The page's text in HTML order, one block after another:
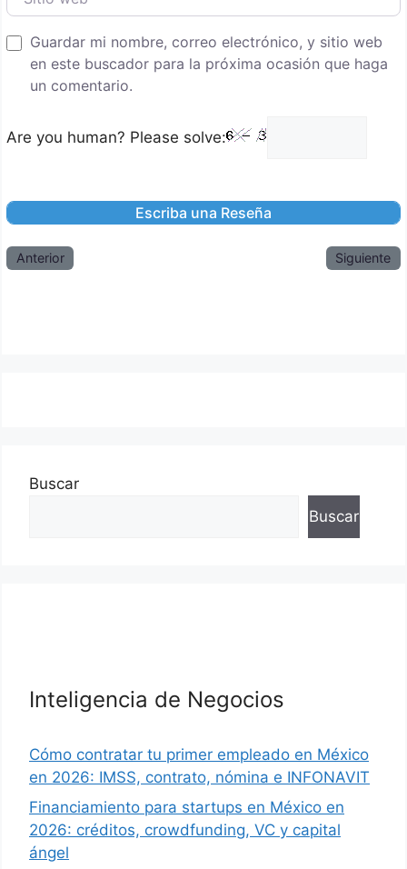
Guardar mi nombre, correo electrónico, y sitio web
en este buscador para la próxima ocasión que haga
un comentario.
Are you human? Please solve:
Anterior Siguiente
Buscar
Buscar
Inteligencia de Negocios
Cómo contratar tu primer empleado en México
en 2026: IMSS, contrato, nómina e INFONAVIT
Financiamiento para startups en México en
2026: créditos, crowdfunding, VC y capital
ángel